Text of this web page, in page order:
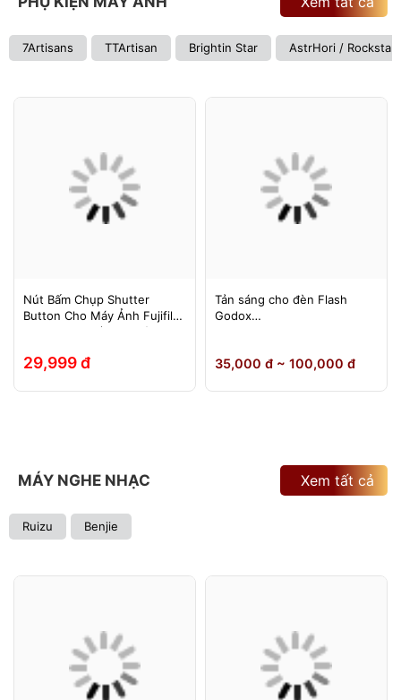
7Artisans TTArtisan Brightin Star AstrHori / Rockstar
Nút Bấm Chụp Shutter
Button Cho Máy Ảnh Fujifilm
Leica Contax (Ren Xoáy)
29,999 đ
Tản sáng cho đèn Flash
Godox
860III, Yongnuo 560II/565EX,
35,000 đ ~ 100,000 đ
MÁY NGHE NHẠC
Ruizu Benjie
Xem tất cả